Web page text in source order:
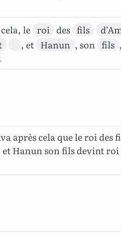
cela, le roi des fils
, et Hanun , son fils ,
après cela que le roi des
Hanun son fils devint roi